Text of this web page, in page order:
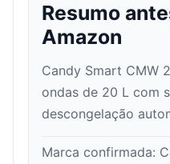
Resumo
Amazon
Candy Smart CMW
ondas de 20 L com
descongelação
Marca confirmada: